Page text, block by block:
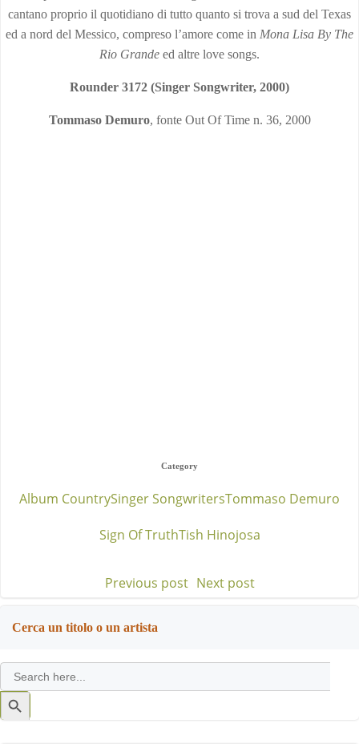
cantano proprio il quotidiano di tutto quanto si trova a sud del Texas
ed a nord del Messico, compreso l’amore come in Mona Lisa By The
Rio Grande ed altre love songs.
Rounder 3172 (Singer Songwriter, 2000)
Tommaso Demuro, fonte Out Of Time n. 36, 2000
Category
Album CountrySinger SongwritersTommaso Demuro
Sign Of TruthTish Hinojosa
Post
navigation
Previous post Post
Next post
Cerca un titolo o un artista
Search
for:
Search
Button